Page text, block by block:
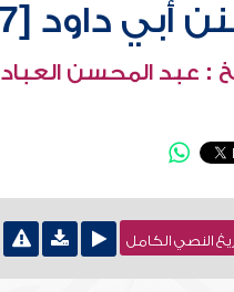
أبي داود [067]
: عبد المحسن العباد
النصي الكامل